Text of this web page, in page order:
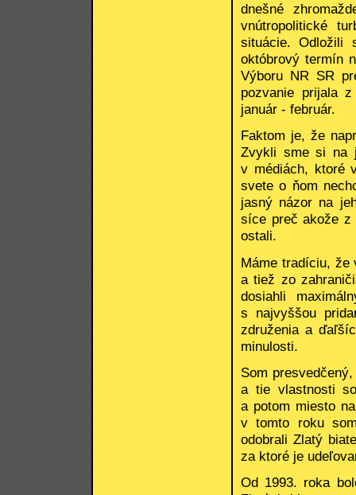
dnešné
vnútropolitické
situácie. Odložili
októbrový termín
Výboru NR SR
pozvanie prijala
január - február.
Faktom je, že
Zvykli sme si na
v médiách, ktoré
svete o ňom
jasný názor na
síce preč akože z
ostali.
Máme tradíciu, že
a tiež zo
dosiahli
s najvyššou
združenia a
minulosti.
Som
a tie vlastnosti
a potom miesto
v tomto roku
odobrali Zlatý
za ktoré je
Od 1993. roka